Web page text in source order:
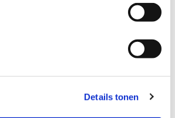
Details tonen
brandveilige voordeur,